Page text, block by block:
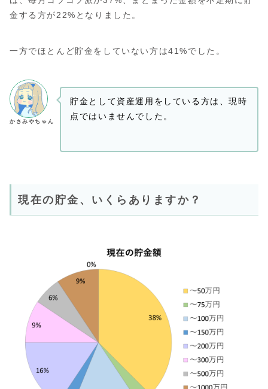
金する方が22%となりました。
一方でほとんど貯金をしていない方は41%でした。
かさみやちゃん
貯金として資産運用をしている方は、現時
点ではいませんでした。
現在の貯金、いくらありますか？